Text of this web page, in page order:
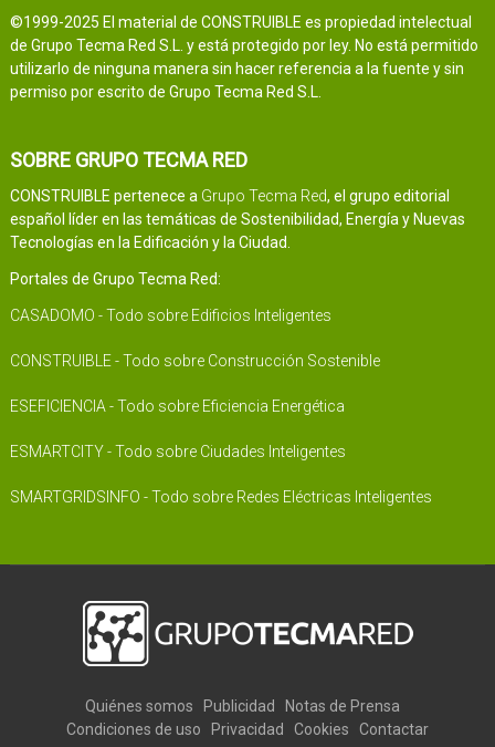
©1999-2025 El material de CONSTRUIBLE es propiedad intelectual
de Grupo Tecma Red S.L. y está protegido por ley. No está permitido
utilizarlo de ninguna manera sin hacer referencia a la fuente y sin
permiso por escrito de Grupo Tecma Red S.L.
SOBRE GRUPO TECMA RED
CONSTRUIBLE pertenece a Grupo Tecma Red, el grupo editorial
español líder en las temáticas de Sostenibilidad, Energía y Nuevas
Tecnologías en la Edificación y la Ciudad.
Portales de Grupo Tecma Red:
CASADOMO - Todo sobre Edificios Inteligentes
CONSTRUIBLE - Todo sobre Construcción Sostenible
ESEFICIENCIA - Todo sobre Eficiencia Energética
ESMARTCITY - Todo sobre Ciudades Inteligentes
SMARTGRIDSINFO - Todo sobre Redes Eléctricas Inteligentes
Quiénes somos Publicidad
Notas de Prensa
Condiciones de uso
Privacidad Cookies Contactar